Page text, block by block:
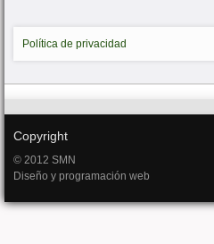
Política de privacidad
Copyright
© 2012 SMN
Diseño y programación web